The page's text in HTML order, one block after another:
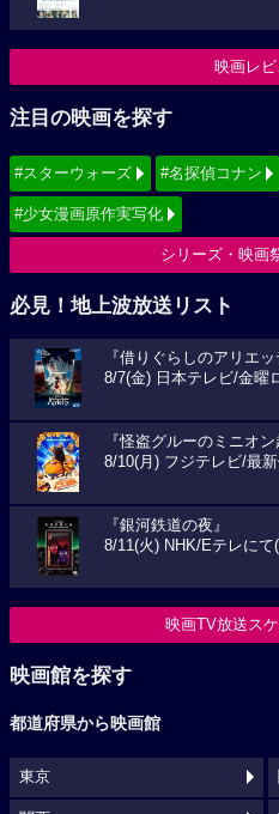
映画レ
注目の映画を探す
#スターウォーズ #名探偵コナン
#少女漫画原作実写化
シリーズ・映画
必見！地上波放送リスト
『借りぐらしのアリエッ
8/7(金) 日本テレビ/金曜
『怪盗グルーのミニオン
8/10(月) フジテレビ/最
『銀河鉄道の夜』
8/11(火) NHK/Eテレにて
映画TV放送ス
映画館を探す
都道府県から映画館
東京